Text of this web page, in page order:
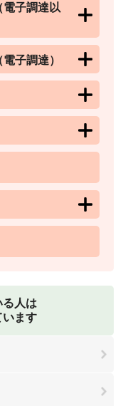
電子調達以
子調達）
る人は
います